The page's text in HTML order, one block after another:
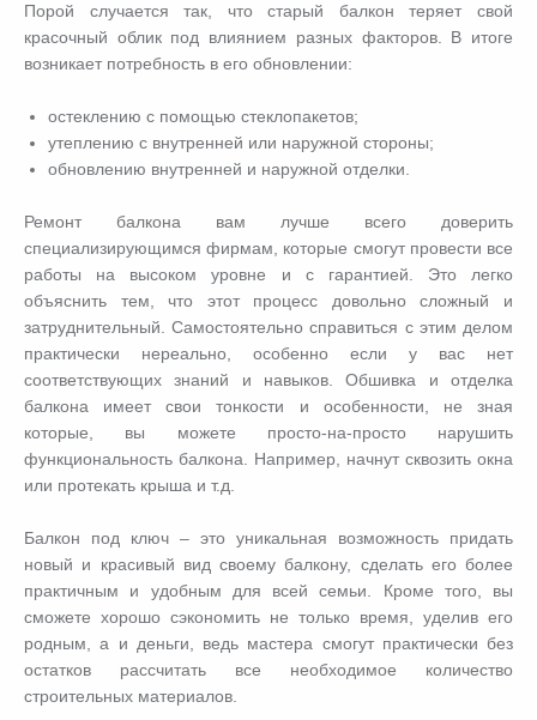
Порой случается так, что старый балкон теряет свой
красочный облик под влиянием разных факторов. В итоге
возникает потребность в его обновлении:
остеклению с помощью стеклопакетов;
утеплению с внутренней или наружной стороны;
обновлению внутренней и наружной отделки.
Ремонт балкона вам лучше всего доверить
специализирующимся фирмам, которые смогут провести все
работы на высоком уровне и с гарантией. Это легко
объяснить тем, что этот процесс довольно сложный и
затруднительный. Самостоятельно справиться с этим делом
практически нереально, особенно если у вас нет
соответствующих знаний и навыков. Обшивка и отделка
балкона имеет свои тонкости и особенности, не зная
которые, вы можете просто-на-просто нарушить
функциональность балкона. Например, начнут сквозить окна
или протекать крыша и т.д.
Балкон под ключ – это уникальная возможность придать
новый и красивый вид своему балкону, сделать его более
практичным и удобным для всей семьи. Кроме того, вы
сможете хорошо сэкономить не только время, уделив его
родным, а и деньги, ведь мастера смогут практически без
остатков рассчитать все необходимое количество
строительных материалов.